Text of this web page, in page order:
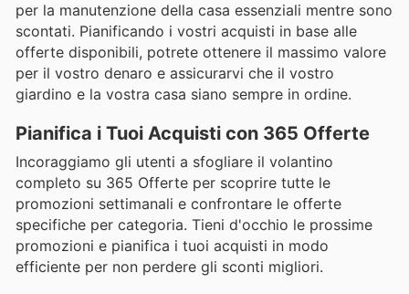
per la manutenzione della casa essenziali mentre sono
scontati. Pianificando i vostri acquisti in base alle
offerte disponibili, potrete ottenere il massimo valore
per il vostro denaro e assicurarvi che il vostro
giardino e la vostra casa siano sempre in ordine.
Pianifica i Tuoi Acquisti con 365 Offerte
Incoraggiamo gli utenti a sfogliare il volantino
completo su 365 Offerte per scoprire tutte le
promozioni settimanali e confrontare le offerte
specifiche per categoria. Tieni d'occhio le prossime
promozioni e pianifica i tuoi acquisti in modo
efficiente per non perdere gli sconti migliori.